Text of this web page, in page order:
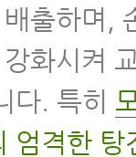
출하며,
화시켜
다. 특히
엄격한 탕